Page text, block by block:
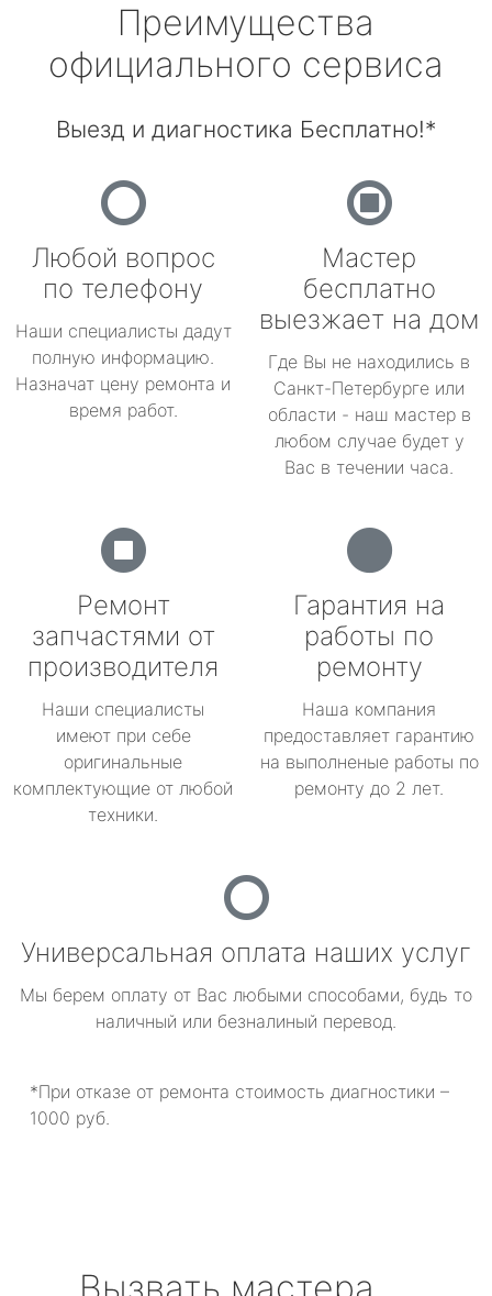
Преимущества
официального сервиса
Выезд и диагностика Бесплатно!*
Любой вопрос
по телефону
Наши специалисты дадут
полную информацию.
Назначат цену ремонта и
время работ.
Мастер
бесплатно
выезжает на дом
Где Вы не находились в
Санкт-Петербурге или
области - наш мастер в
любом случае будет у
Вас в течении часа.
Ремонт
запчастями от
производителя
Наши специалисты
имеют при себе
оригинальные
комплектующие от любой
техники.
Гарантия на
работы по
ремонту
Наша компания
предоставляет гарантию
на выполненые работы по
ремонту до 2 лет.
Универсальная оплата наших услуг
Мы берем оплату от Вас любыми способами, будь то
наличный или безналиный перевод.
*При отказе от ремонта стоимость диагностики –
1000 руб.